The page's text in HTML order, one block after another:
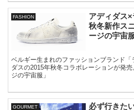
FASHION
アディダス
秋冬新作ス
ージの宇宙服
ベルギー生まれのファッションブランド「
ダスの2015年秋冬コラボレーションが発
ジの宇宙服」
GOURMET
必ず行きた